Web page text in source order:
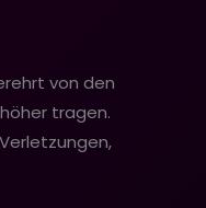
von den
tragen.